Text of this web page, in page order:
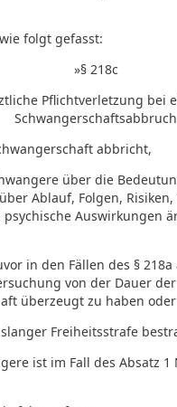
folgt gefasst:
»§ 218c
Pflichtverletzung bei
Schwangerschaftsabbruch
abbricht,
über die
Ablauf, Folgen,
psychische Auswirkungen
in den Fällen des §
von der Dauer der
überzeugt zu haben oder
Freiheitsstrafe
ist im Fall des Absatz 1